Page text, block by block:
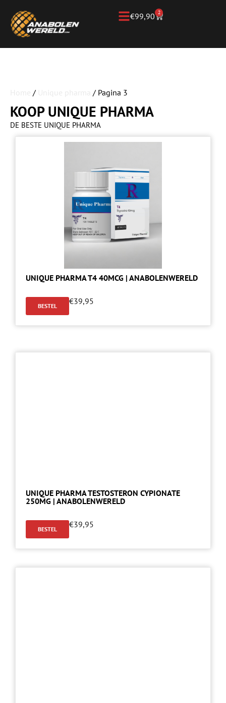
€99,90 2
/ / Pagina 3
KOOP UNIQUE PHARMA
DE BESTE UNIQUE PHARMA
UNIQUE PHARMA T4 40MCG | ANABOLENWERELD
BESTEL €39,95
UNIQUE PHARMA TESTOSTERON CYPIONATE
250MG | ANABOLENWERELD
BESTEL €39,95